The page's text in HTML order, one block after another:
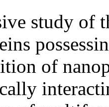
study of
of